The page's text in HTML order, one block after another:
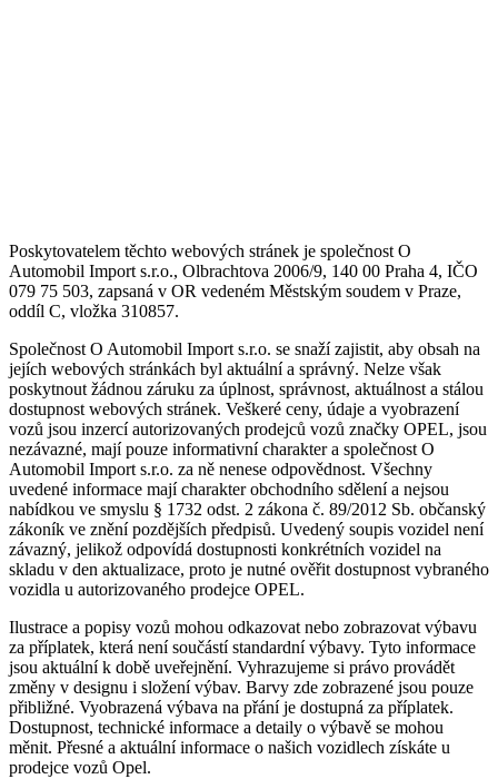
Poskytovatelem těchto webových stránek je společnost O
Automobil Import s.r.o., Olbrachtova 2006/9, 140 00 Praha 4, IČO
079 75 503, zapsaná v OR vedeném Městským soudem v Praze,
oddíl C, vložka 310857.
Společnost O Automobil Import s.r.o. se snaží zajistit, aby obsah na
jejích webových stránkách byl aktuální a správný. Nelze však
poskytnout žádnou záruku za úplnost, správnost, aktuálnost a stálou
dostupnost webových stránek. Veškeré ceny, údaje a vyobrazení
vozů jsou inzercí autorizovaných prodejců vozů značky OPEL, jsou
nezávazné, mají pouze informativní charakter a společnost O
Automobil Import s.r.o. za ně nenese odpovědnost. Všechny
uvedené informace mají charakter obchodního sdělení a nejsou
nabídkou ve smyslu § 1732 odst. 2 zákona č. 89/2012 Sb. občanský
zákoník ve znění pozdějších předpisů. Uvedený soupis vozidel není
závazný, jelikož odpovídá dostupnosti konkrétních vozidel na
skladu v den aktualizace, proto je nutné ověřit dostupnost vybraného
vozidla u autorizovaného prodejce OPEL.
Ilustrace a popisy vozů mohou odkazovat nebo zobrazovat výbavu
za příplatek, která není součástí standardní výbavy. Tyto informace
jsou aktuální k době uveřejnění. Vyhrazujeme si právo provádět
změny v designu i složení výbav. Barvy zde zobrazené jsou pouze
přibližné. Vyobrazená výbava na přání je dostupná za příplatek.
Dostupnost, technické informace a detaily o výbavě se mohou
měnit. Přesné a aktuální informace o našich vozidlech získáte u
prodejce vozů Opel.